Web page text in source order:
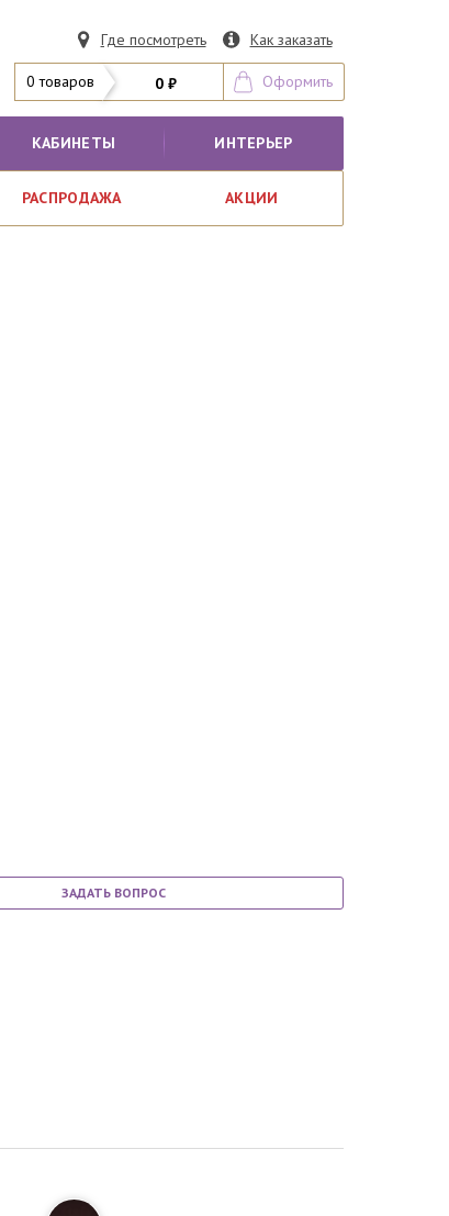
Где посмотреть Как заказать
0 товаров 0 ₽ Оформить
КАБИНЕТЫ ИНТЕРЬЕР
РАСПРОДАЖА АКЦИИ
ЗАДАТЬ ВОПРОС